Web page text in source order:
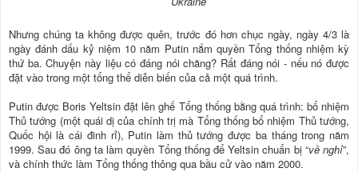
Nhưng chúng ta không được quên, trước đó hơn chục ngày, ngày 4/3 là
ngày đánh dấu kỷ niệm 10 năm Putin nắm quyền Tổng thống nhiệm kỳ
thứ ba. Chuyện này liệu có đáng nói chăng? Rất đáng nói - nếu nó được
đặt vào trong một tổng thể diễn biến của cả một quá trình.
Putin được Boris Yeltsin đặt lên ghế Tổng thống bằng quá trình: bổ nhiệm
Thủ tướng (một quái dị của chính trị mà Tổng thống bổ nhiệm Thủ tướng,
Quốc hội là cái đinh rỉ), Putin làm thủ tướng được ba tháng trong năm
1999. Sau đó ông ta làm quyền Tổng thống để Yeltsin chuẩn bị “về nghỉ”,
và chính thức làm Tổng thống thông qua bầu cử vào năm 2000.